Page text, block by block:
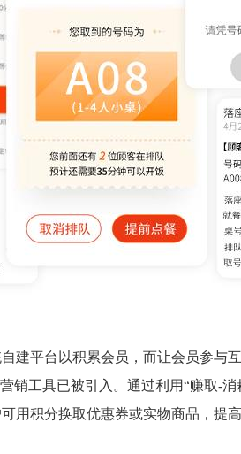
建平台以积累会员，而让会员参与
销工具已被引入。通过利用“赚取-
用积分换取优惠券或实物商品，提